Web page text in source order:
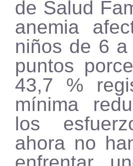
de Salud
anemia
niños de 6
puntos
43,7 %
mínima
los
ahora no